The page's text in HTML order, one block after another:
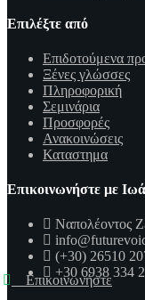
Επιλέξτε από
Επιδοτούμενα
Ξένες γλώσσες
Πληροφορική
Σεμινάρια
Προσφορές
Ανακοινώσεις
Καταστημα
Επικοινωνήστε με
Ναπολέοντος
(+30) 26510
+30 6938 334
Επικοινωνήστε